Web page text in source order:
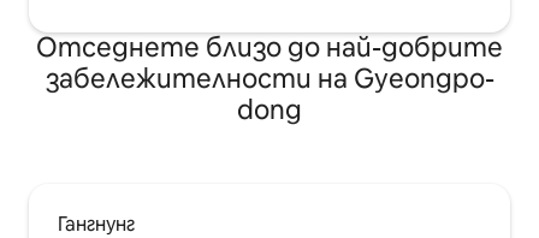
Отседнете близо до най-добрите
забележителности на Gyeongpo-
dong
Гангнунг